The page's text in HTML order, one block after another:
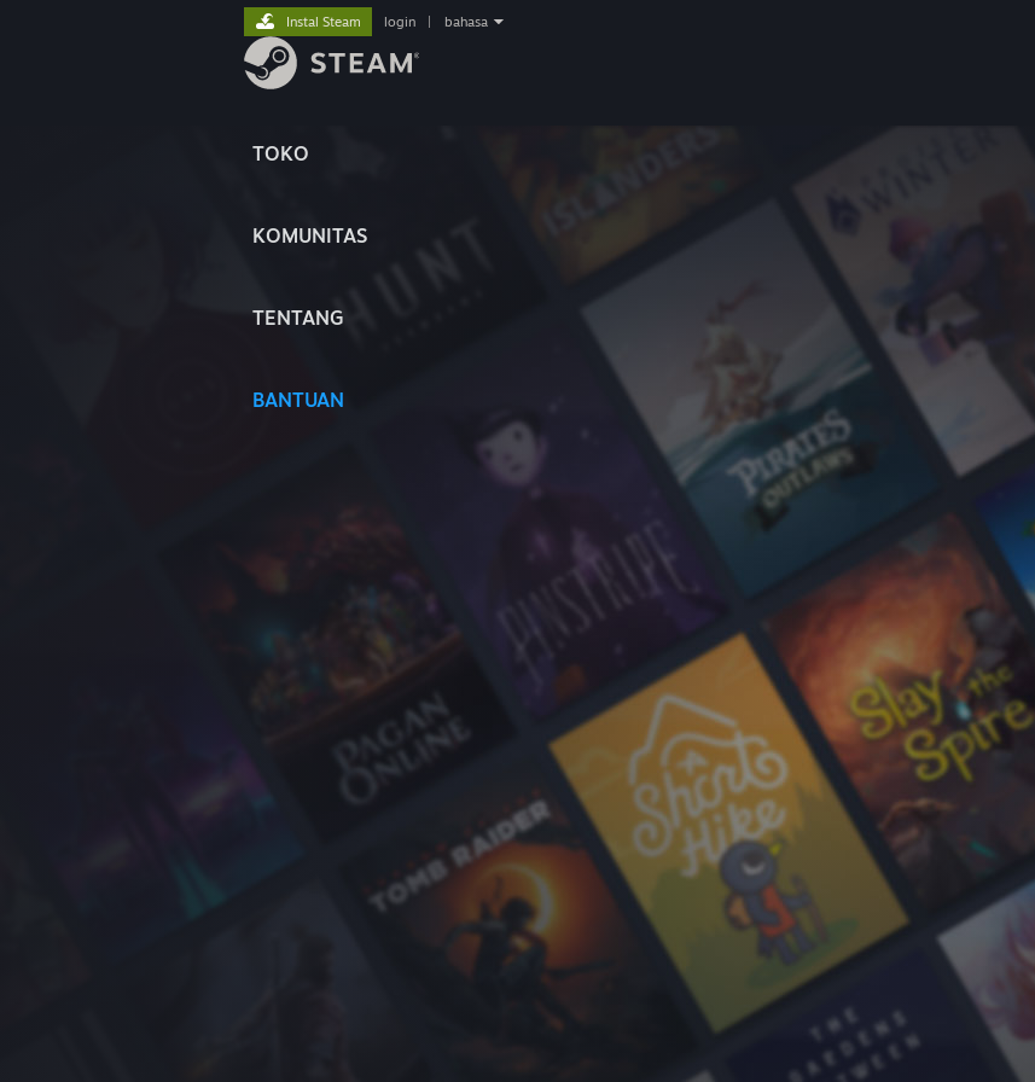
TOKO
KOMUNITAS
TENTANG
BANTUAN
Instal Steam login bahasa